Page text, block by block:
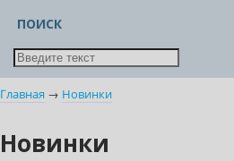
ПОИСК
Главная → Новинки
Новинки